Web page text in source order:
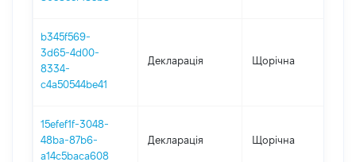
b345f569-
3d65-4d00-
8334-
c4a50544be41
Декларація Щорічна
15efef1f-3048-
48ba-87b6-
a14c5baca608
Декларація Щорічна